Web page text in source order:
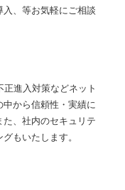
、等お気軽にご相談
進入対策などネット
から信頼性・実績に
、社内のセキュリテ
もいたします。